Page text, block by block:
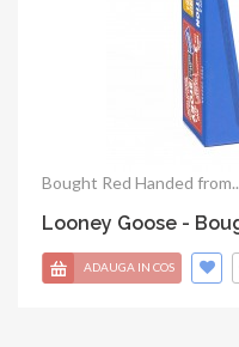
Bought Red Handed
Looney Goose -
ADAUGA IN COS